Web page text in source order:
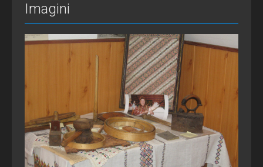
Imagini